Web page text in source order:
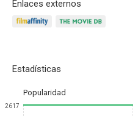
Enlaces externos
Estadísticas
Popularidad
2617